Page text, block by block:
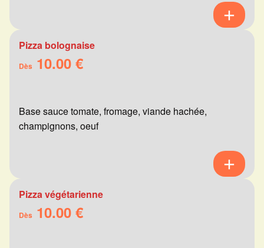
Pizza bolognaise
Dès 10.00 €
Base sauce tomate, fromage, viande hachée,
champignons, oeuf
Pizza végétarienne
Dès 10.00 €